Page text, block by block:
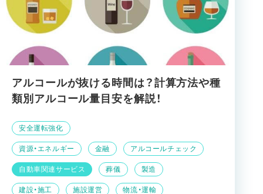
アルコールが抜ける時間は？計算方法や種
類別アルコール量目安を解説！
建設・施工 施設運営 物流・運輸
自動車関連サービス 葬儀 製造
資源・エネルギー 金融 アルコールチェック
安全運転強化